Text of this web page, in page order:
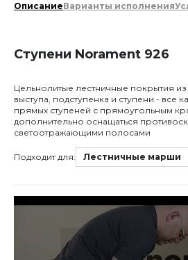
ОписаниеВарианты исполнения
Ступени Norament 926
Цельнолитые лестничные покрытия
выступа, подступенка и ступени - все
прямых ступеней с прямоугольным
дополнительно оснащаться
светоотражающими полосами
Подходит для: Лестничные марши